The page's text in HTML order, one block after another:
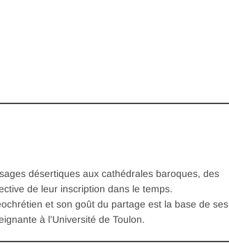
désertiques aux cathédrales baroques, des
de leur inscription dans le temps.
et son goût du partage est la base de ses
à l’Université de Toulon.